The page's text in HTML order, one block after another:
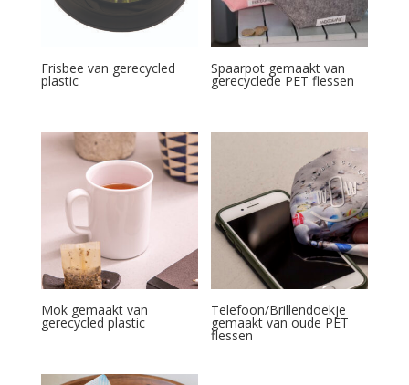
Frisbee van gerecycled
plastic
Spaarpot gemaakt van
gerecyclede PET flessen
Mok gemaakt van
gerecycled plastic
Telefoon/Brillendoekje
gemaakt van oude PET
flessen